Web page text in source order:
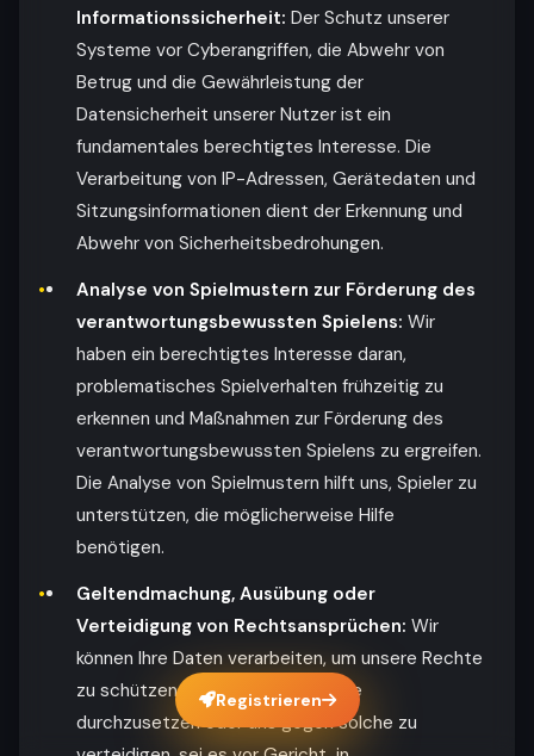
Informationssicherheit: Der Schutz unserer
Systeme vor Cyberangriffen, die Abwehr von
Betrug und die Gewährleistung der
Datensicherheit unserer Nutzer ist ein
fundamentales berechtigtes Interesse. Die
Verarbeitung von IP-Adressen, Gerätedaten und
Sitzungsinformationen dient der Erkennung und
Abwehr von Sicherheitsbedrohungen.
Analyse von Spielmustern zur Förderung des
verantwortungsbewussten Spielens: Wir
haben ein berechtigtes Interesse daran,
problematisches Spielverhalten frühzeitig zu
erkennen und Maßnahmen zur Förderung des
verantwortungsbewussten Spielens zu ergreifen.
Die Analyse von Spielmustern hilft uns, Spieler zu
unterstützen, die möglicherweise Hilfe
benötigen.
Geltendmachung, Ausübung oder
Verteidigung von Rechtsansprüchen: Wir
können Ihre Daten verarbeiten, um unsere Rechte
zu schützen, rechtliche Ansprüche
durchzusetzen oder uns gegen solche zu
Registrieren